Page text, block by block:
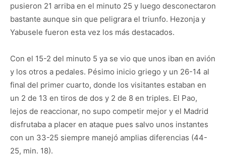
pusieron 21 arriba en el minuto 25 y luego desconectaron
bastante aunque sin que peligrara el triunfo. Hezonja y
Yabusele fueron esta vez los más destacados.
Con el 15-2 del minuto 5 ya se vio que unos iban en avión
y los otros a pedales. Pésimo inicio griego y un 26-14 al
final del primer cuarto, donde los visitantes estaban en
un 2 de 13 en tiros de dos y 2 de 8 en triples. El Pao,
lejos de reaccionar, no supo competir mejor y el Madrid
disfrutaba a placer en ataque pues salvo unos instantes
con un 33-25 siempre manejó amplias diferencias (44-
25, min. 18).